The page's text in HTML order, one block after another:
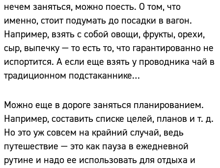
нечем заняться, можно поесть. О том, что
именно, стоит подумать до посадки в вагон.
Например, взять с собой овощи, фрукты, орехи,
сыр, выпечку — то есть то, что гарантированно не
испортится. А если еще взять у проводника чай в
традиционном подстаканнике…
Можно еще в дороге заняться планированием.
Например, составить списке целей, планов и т. д.
Но это уж совсем на крайний случай, ведь
путешествие — это как пауза в ежедневной
рутине и надо ее использовать для отдыха и